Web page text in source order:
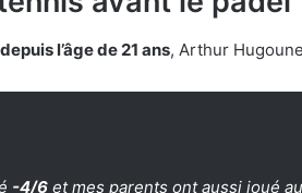
l’âge de 21 ans, Arthur
-4/6 et mes parents ont aussi joué